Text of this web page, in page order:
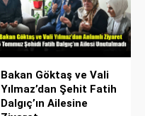
Bakan Göktaş ve Vali
Yılmaz’dan Şehit Fatih
Dalgıç’ın Ailesine